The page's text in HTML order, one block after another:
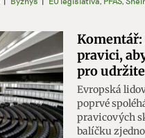
Komentář:
pravici,
pro
Evropská
poprvé
pravicových
balíčku